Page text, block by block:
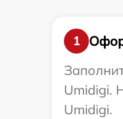
1
Umidigi.
Umidigi.